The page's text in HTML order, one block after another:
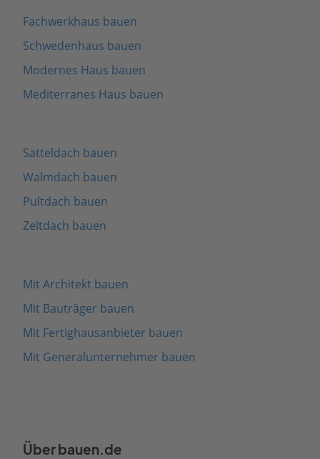
Fachwerkhaus bauen
Schwedenhaus bauen
Modernes Haus bauen
Mediterranes Haus bauen
Satteldach bauen
Walmdach bauen
Pultdach bauen
Zeltdach bauen
Mit Architekt bauen
Mit Bauträger bauen
Mit Fertighausanbieter bauen
Mit Generalunternehmer bauen
Über bauen.de